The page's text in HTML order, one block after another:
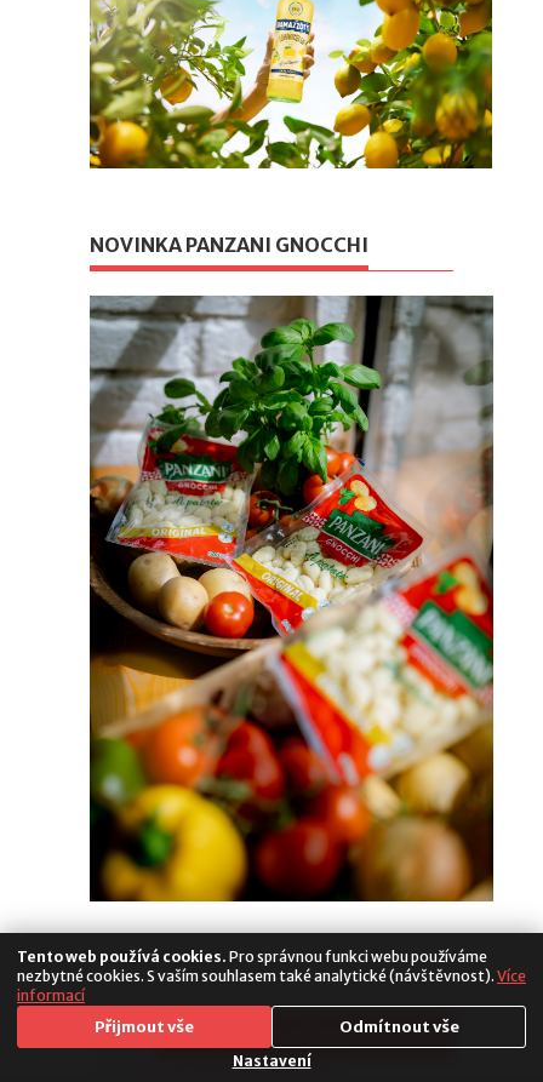
NOVINKA PANZANI GNOCCHI
Copyright 2026. All Rights Reserved
Media
Populus
Nastavení soukromí
Tento web používá cookies. Pro správnou funkci webu používáme
nezbytné cookies. S vaším souhlasem také analytické (návštěvnost). Více
informací
Přijmout vše Odmítnout vše
Nastavení